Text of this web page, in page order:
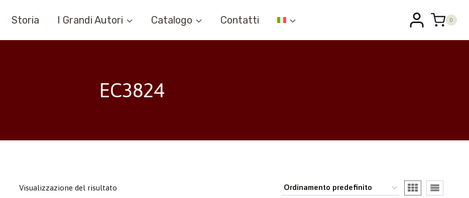
Storia I Grandi Autori Catalogo Contatti 0
EC3824
Visualizzazione del risultato